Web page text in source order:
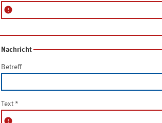
error
Nachricht
Betreff
Text *
error